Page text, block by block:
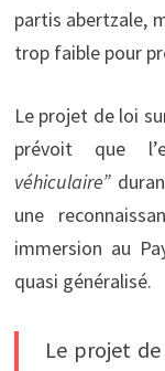
partis abertzale,
trop faible pour
Le projet de loi
prévoit que
véhiculaire”
une
immersion au
quasi généralisé.
Le projet